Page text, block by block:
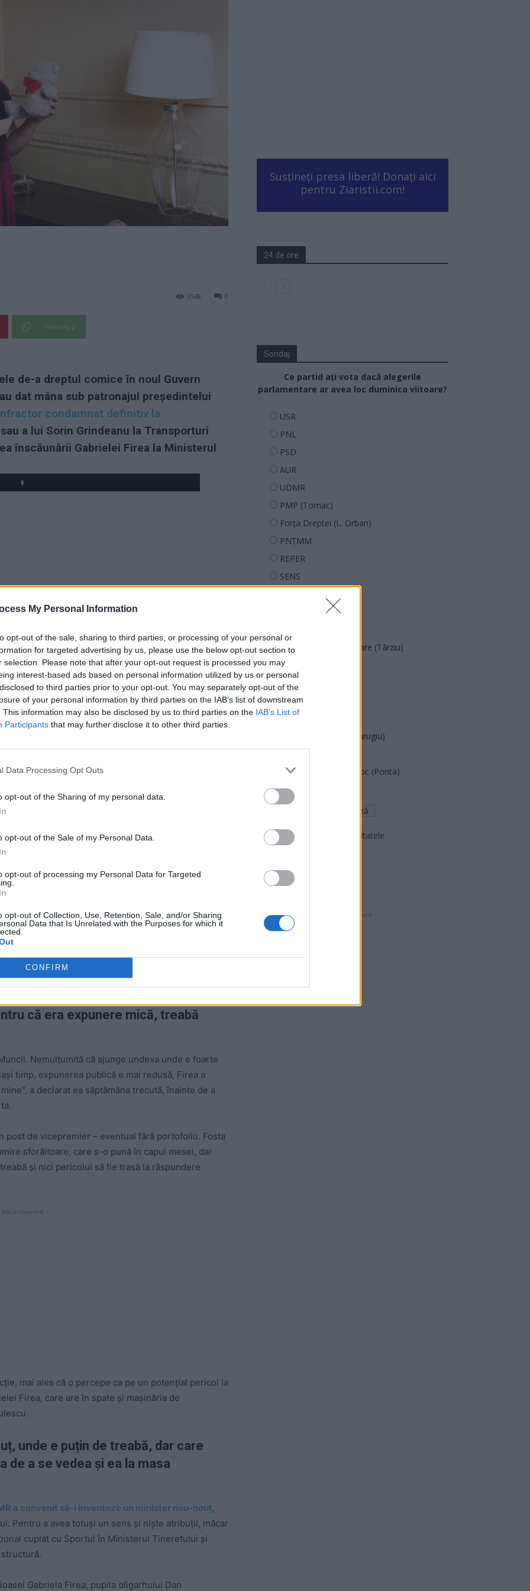
My Personal Information
opt-out of the sale, sharing to third parties, or processing of your personal or
for targeted advertising by us, please use the below opt-out section to
selection. Please note that after your opt-out request is processed you may
interest-based ads based on personal information utilized by us or personal
to third parties prior to your opt-out. You may separately opt-out of the
of your personal information by third parties on the IAB’s list of downstream
This information may also be disclosed by us to third parties on the IAB’s List of
Participants that may further disclose it to other third parties.
Data Processing Opt Outs
opt-out of the Sharing of my personal data.
opt-out of the Sale of my Personal Data.
opt-out of processing my Personal Data for Targeted
opt-out of Collection, Use, Retention, Sale, and/or Sharing
Data that Is Unrelated with the Purposes for which it
CONFIRM
0
3548
WhatsApp
de-a dreptul comice în noul Guvern
dat mâna sub patronajul președintelui
condamnat definitiv la
sau a lui Sorin Grindeanu la Transporturi
înscăunării Gabrielei Firea la Ministerul
ad
să rămână fără portofoliu în Guvernul Ciucă,
pe ambițioasa consoartă a primarului
deja că bagă în Guvern toți oamenii săi din
toți acolo, Tudose și Stănescu au refuzat, iar
fosta prezentatoare de la Antena 1 rămânea de
că era expunere mică, treabă
Nemulțumită că ajunge undeva unde e foarte
timp, expunerea publică e mai redusă, Firea a
a declarat ea săptămâna trecută, înainte de a
post de vicepremier – eventual fără portofoliu. Fosta
sforăitoare, care s-o pună în capul mesei, dar
și nici pericolul să fie trasă la răspundere
Advertisement -
mai ales că o percepe ca pe un potențial pericol la
Firea, care are în spate și mașinăria de
unde e puțin de treabă, dar care
de a se vedea și ea la masa
a convenit să-i inventeze un minister nou-nouț,
Pentru a avea totuși un sens și niște atribuții, măcar
cuplat cu Sportul în Ministerul Tineretului și
Gabriela Firea, pupila oligarhului Dan
Susțineți presa liberă! Donați aici
pentru Ziaristii.com!
24 de ore
Sondaj
Ce partid ați vota dacă alegerile
parlamentare ar avea loc duminica viitoare?
USR
PNL
PSD
AUR
UDMR
PMP (Tomac)
Forța Dreptei (L. Orban)
PNȚMM
REPER
SENS
POT (Gavrilă)
Acțiunea Conservatoare (Târziu)
PDF (Lazarus)
PUSL (D. Voiculescu)
PNȚCD (Pavelescu)
PNCR (Terheș)
Partidul Patrioților (Surugiu)
România pe Primul Loc (Ponta)
Altul
Arată rezultatele
- Advertisment -